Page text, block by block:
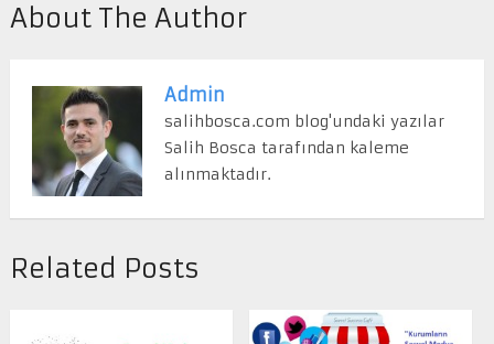
About The Author
Admin
salihbosca.com blog'undaki yazılar
Salih Bosca tarafından kaleme
alınmaktadır.
Related Posts